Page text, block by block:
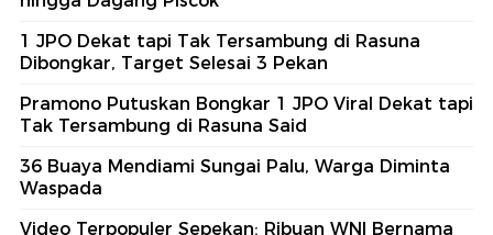
1 JPO Dekat tapi Tak Tersambung di Rasuna
Dibongkar, Target Selesai 3 Pekan
Pramono Putuskan Bongkar 1 JPO Viral Dekat tapi
Tak Tersambung di Rasuna Said
36 Buaya Mendiami Sungai Palu, Warga Diminta
Waspada
Video Terpopuler Sepekan: Ribuan WNI Bernama